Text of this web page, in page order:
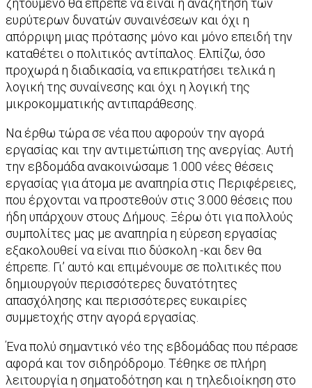
ζητούμενο θα έπρεπε να είναι η αναζήτηση των
ευρύτερων δυνατών συναινέσεων και όχι η
απόρριψη μιας πρότασης μόνο και μόνο επειδή την
καταθέτει ο πολιτικός αντίπαλος. Ελπίζω, όσο
προχωρά η διαδικασία, να επικρατήσει τελικά η
λογική της συναίνεσης και όχι η λογική της
μικροκομματικής αντιπαράθεσης.
Να έρθω τώρα σε νέα που αφορούν την αγορά
εργασίας και την αντιμετώπιση της ανεργίας. Αυτή
την εβδομάδα ανακοινώσαμε 1.000 νέες θέσεις
εργασίας για άτομα με αναπηρία στις Περιφέρειες,
που έρχονται να προστεθούν στις 3.000 θέσεις που
ήδη υπάρχουν στους Δήμους. Ξέρω ότι για πολλούς
συμπολίτες μας με αναπηρία η εύρεση εργασίας
εξακολουθεί να είναι πιο δύσκολη -και δεν θα
έπρεπε. Γι’ αυτό και επιμένουμε σε πολιτικές που
δημιουργούν περισσότερες δυνατότητες
απασχόλησης και περισσότερες ευκαιρίες
συμμετοχής στην αγορά εργασίας.
Ένα πολύ σημαντικό νέο της εβδομάδας που πέρασε
αφορά και τον σιδηρόδρομο. Τέθηκε σε πλήρη
λειτουργία η σηματοδότηση και η τηλεδιοίκηση στο